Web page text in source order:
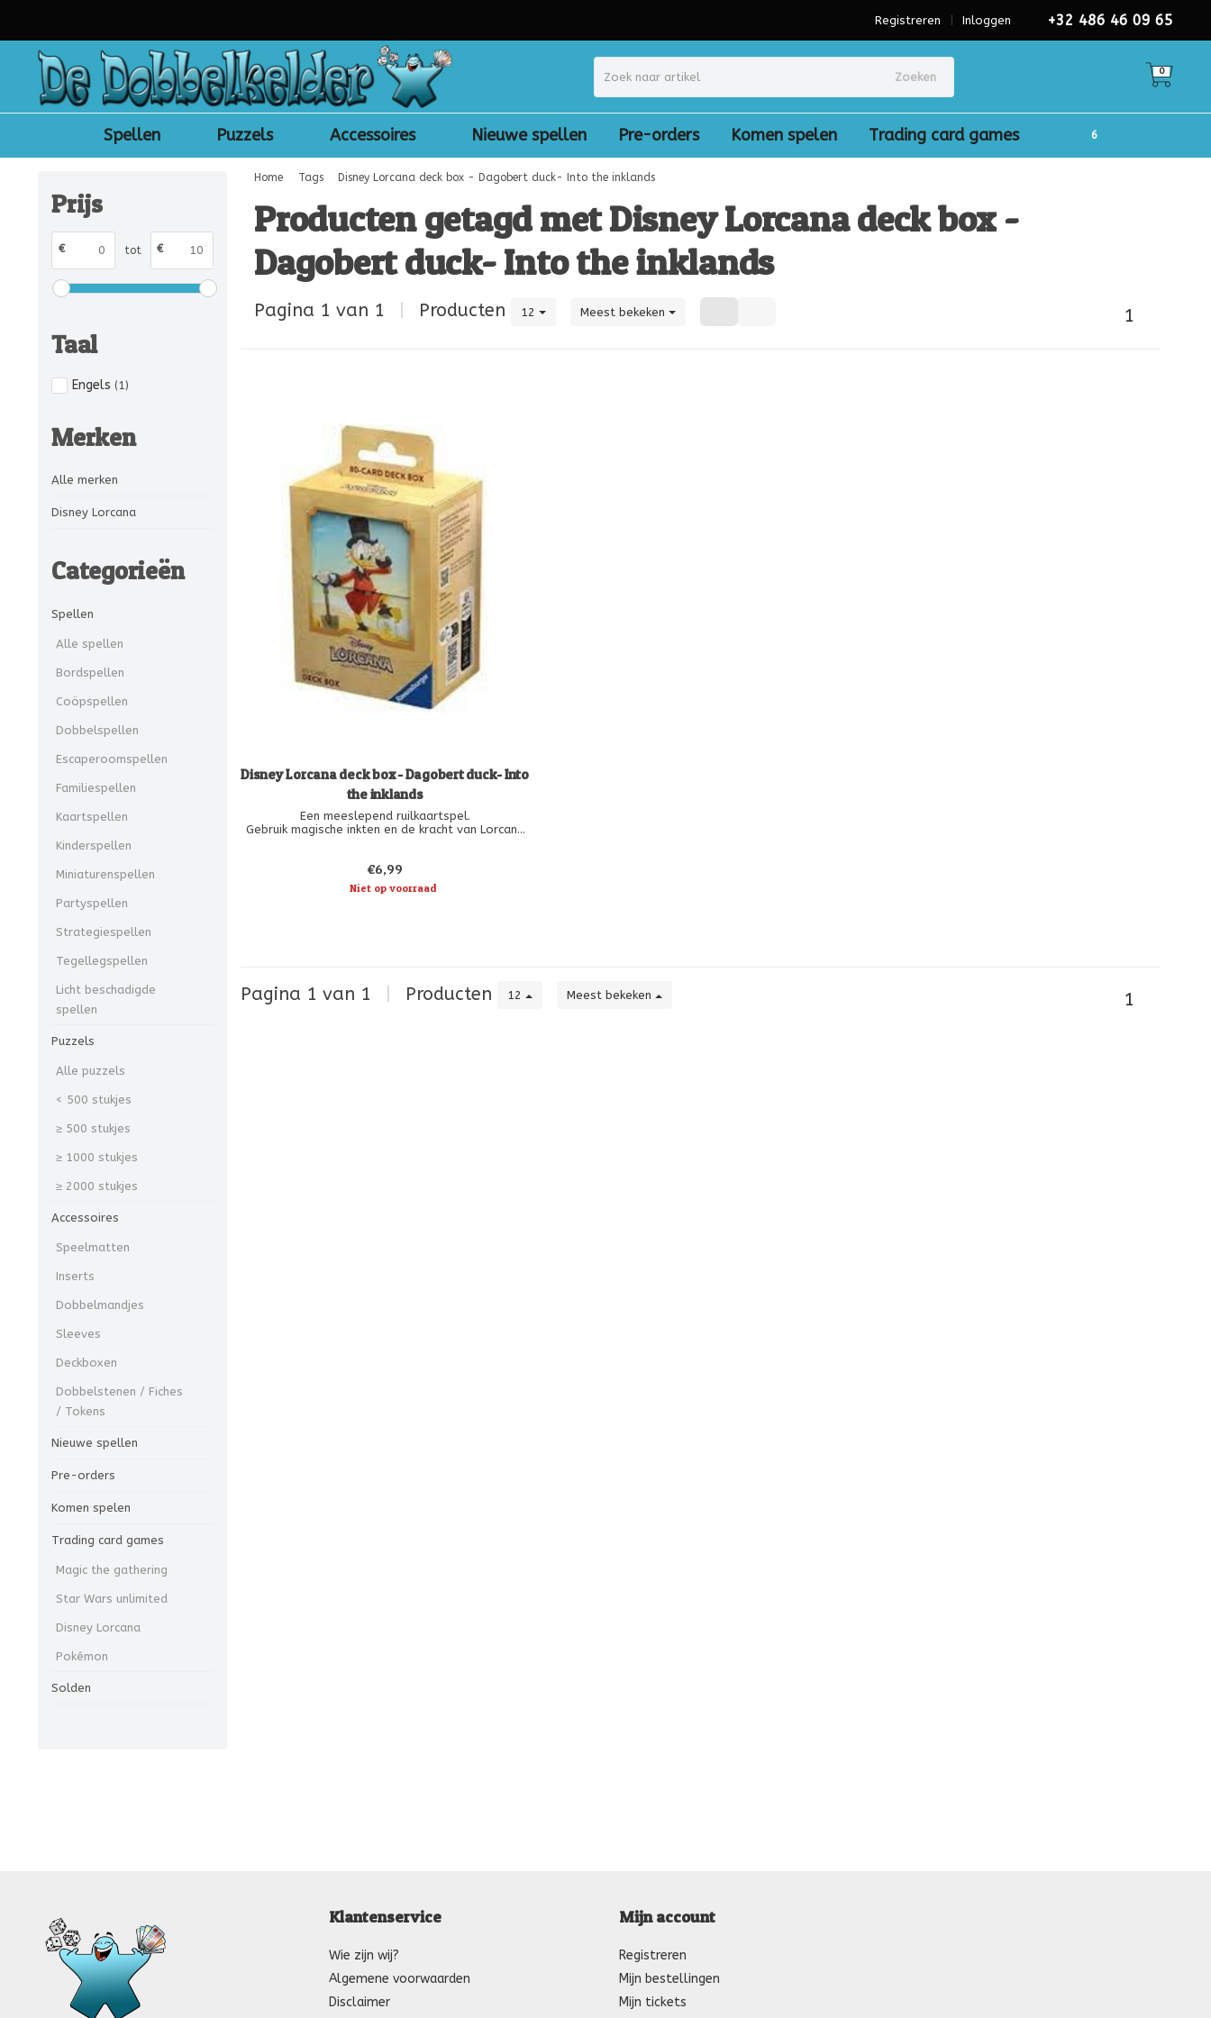
+32 486 46 09 65
Inloggen
Registreren
Zoeken 0
Spellen Puzzels Accessoires Nieuwe spellen Pre-orders Komen spelen Trading card games
Prijs
€ tot €
Taal
Engels (1)
Merken
Alle merken
Disney Lorcana
Categorieën
Spellen
Alle spellen
Bordspellen
Coöpspellen
Dobbelspellen
Escaperoomspellen
Familiespellen
Kaartspellen
Kinderspellen
Miniaturenspellen
Partyspellen
Strategiespellen
Tegellegspellen
Licht beschadigde
spellen
Puzzels
Alle puzzels
< 500 stukjes
≥ 500 stukjes
≥ 1000 stukjes
≥ 2000 stukjes
Accessoires
Speelmatten
Inserts
Dobbelmandjes
Sleeves
Deckboxen
Dobbelstenen / Fiches
/ Tokens
Nieuwe spellen
Pre-orders
Komen spelen
Trading card games
Magic the gathering
Star Wars unlimited
Disney Lorcana
Pokémon
Solden
Home Tags Disney Lorcana deck box - Dagobert duck- Into the inklands
Producten getagd met Disney Lorcana deck box -
Dagobert duck- Into the inklands
Pagina 1 van 1 Producten 12 Meest bekeken 1
Disney Lorcana deck box - Dagobert duck- Into
the inklands
Een meeslepend ruilkaartspel.
Gebruik magische inkten en de kracht van Lorcana
vrienden zijn. Andere zullen fantastisch opnieuw
worden uitgevonden.
€6,99
Niet op voorraad
Pagina 1 van 1 Producten 12 Meest bekeken 1
Klantenservice
Wie zijn wij?
Algemene voorwaarden
Disclaimer
Mijn account
Registreren
Mijn bestellingen
Mijn tickets